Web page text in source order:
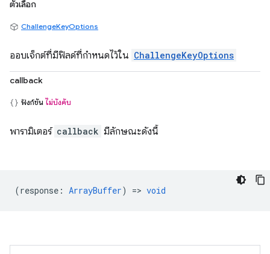
ตัวเลือก
ChallengeKeyOptions
ออบเจ็กต์ที่มีฟิลด์ที่กำหนดไว้ใน ChallengeKeyOptions
callback
ฟังก์ชัน ไม่บังคับ
พารามิเตอร์ callback มีลักษณะดังนี้
(response : ArrayBuffer) => void